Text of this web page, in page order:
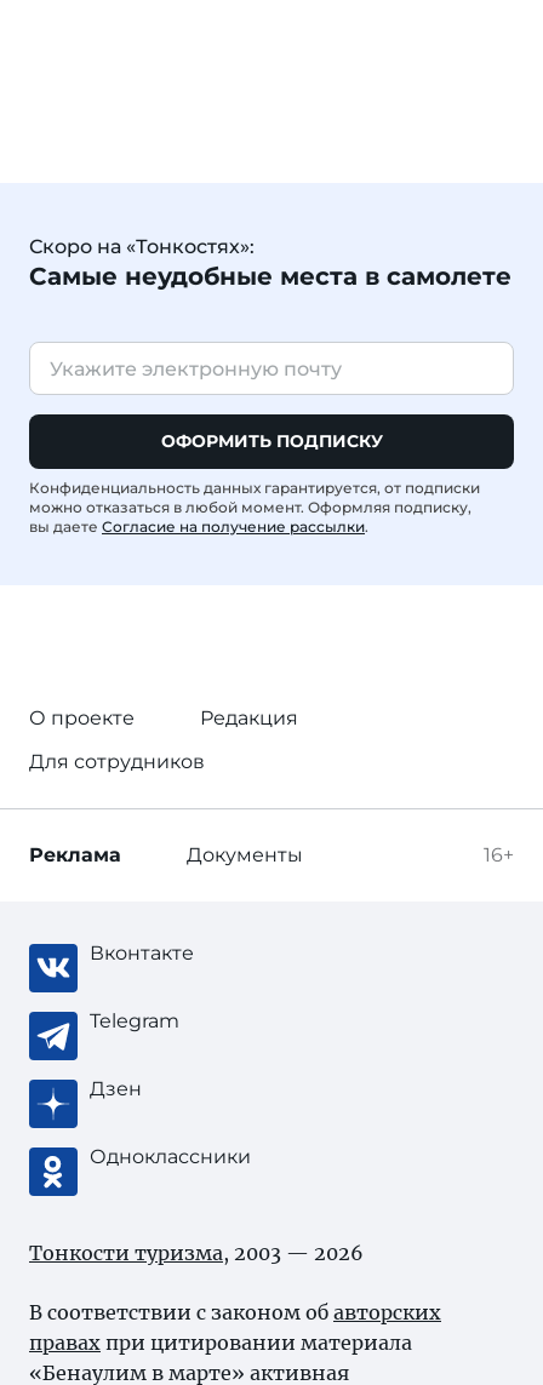
Скоро на «Тонкостях»:
Самые неудобные места в самолете
ОФОРМИТЬ ПОДПИСКУ
Конфиденциальность данных гарантируется, от подписки
можно отказаться в любой момент. Оформляя подписку,
вы даете Согласие на получение рассылки.
О проекте
Редакция
Для сотрудников
16+
Реклама Документы
Вконтакте
Telegram
Дзен
Одноклассники
Тонкости туризма, 2003 — 2026
В соответствии с законом об авторских
правах при цитировании материала
«Бенаулим в марте» активная